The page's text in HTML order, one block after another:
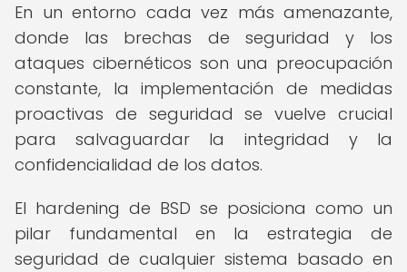
En un entorno cada vez más amenazante,
donde las brechas de seguridad y los
ataques cibernéticos son una preocupación
constante, la implementación de medidas
proactivas de seguridad se vuelve crucial
para salvaguardar la integridad y la
confidencialidad de los datos.
El hardening de BSD se posiciona como un
pilar fundamental en la estrategia de
seguridad de cualquier sistema basado en